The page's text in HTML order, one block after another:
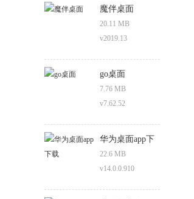
魔伴桌面
20.11 MB
v2019.13
go桌面
7.76 MB
v7.62.52
华为桌面app下
载
22.6 MB
v14.0.0.910